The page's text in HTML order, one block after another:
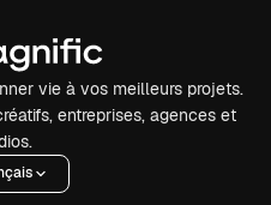
vie à vos meilleurs projets.
entreprises, agences et